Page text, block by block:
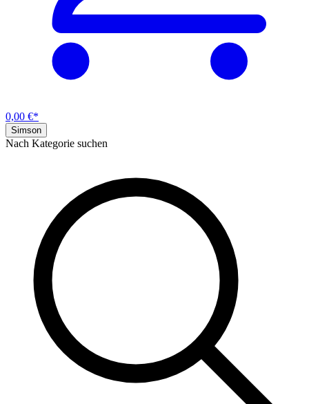
0,00 €*
Simson
Nach Kategorie suchen